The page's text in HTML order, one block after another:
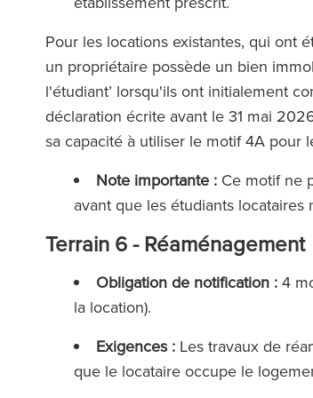
Pour les locations existantes, qui ont
un propriétaire possède un bien
l'étudiant’ lorsqu'ils ont initialement
déclaration écrite avant le 31 mai
sa capacité à utiliser le motif 4A pour
Note importante : Ce motif ne
avant que les étudiants
Terrain 6 - Réaménagement
Obligation de notification : 4
la location).
Exigences : Les travaux de
que le locataire occupe le